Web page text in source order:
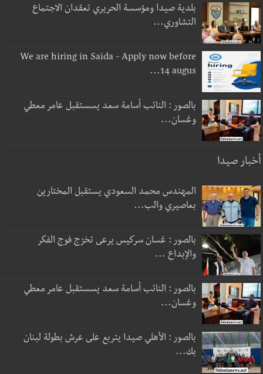
بلدية صيدا ومؤسسة الحريري تعقدان الاجتماع
التشاوري...
We are hiring in Saida - Apply now before
14 augus...
بالصور : النائب أسامة سعد يسستقبل عامر معطي
وغسان...
أخبار صيدا
المهندس محمد السعودي يستقبل المختارين
بعاصيري والب...
بالصور : غسان سركيس يرعى تخرّج فوج الفكر
والإبداع ...
بالصور : النائب أسامة سعد يسستقبل عامر معطي
وغسان...
بالصور : الأهلي صيدا يتربع على عرش بطولة لبنان
بك...